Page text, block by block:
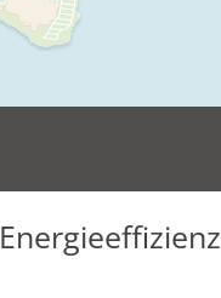
Energieeffizienz